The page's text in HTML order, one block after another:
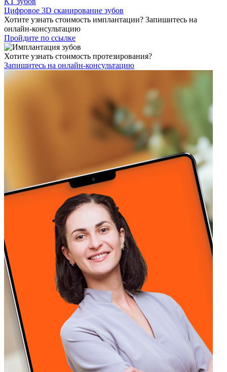
Цифровое 3D сканирование зубов
Хотите узнать стоимость имплантации? Запишитесь на
онлайн-консультацию
Пройдите по ссылке
Хотите узнать стоимость протезирования?
Запишитесь на онлайн-консультацию